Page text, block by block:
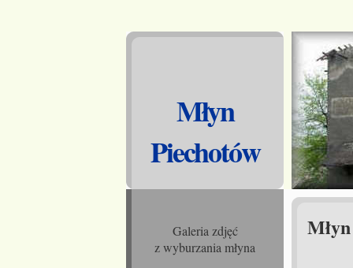
Młyn
Piechotów
Galeria zdjęć
z wyburzania młyna